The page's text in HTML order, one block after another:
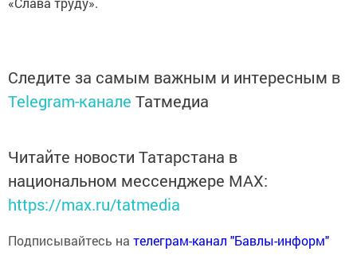
Следите за самым важным и интересным в
Telegram-канале Татмедиа
Читайте новости Татарстана в
национальном мессенджере MАХ:
https://max.ru/tatmedia
Подписывайтесь на телеграм-канал "Бавлы-информ"